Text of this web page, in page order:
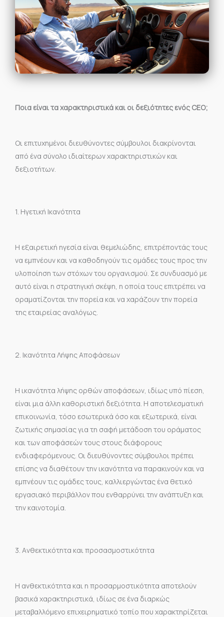
Ποια είναι τα χαρακτηριστικά και οι δεξιότητες ενός CEO;
Οι επιτυχημένοι διευθύνοντες σύμβουλοι διακρίνονται
από ένα σύνολο ιδιαίτερων χαρακτηριστικών και
δεξιοτήτων.
1. Ηγετική Ικανότητα
Η εξαιρετική ηγεσία είναι θεμελιώδης, επιτρέποντάς τους
να εμπνέουν και να καθοδηγούν τις ομάδες τους προς την
υλοποίηση των στόχων του οργανισμού. Σε συνδυασμό με
αυτό είναι η στρατηγική σκέψη, η οποία τους επιτρέπει να
οραματίζονται την πορεία και να χαράζουν την πορεία
της εταιρείας αναλόγως.
2. Ικανότητα Λήψης Αποφάσεων
Η ικανότητα λήψης ορθών αποφάσεων, ιδίως υπό πίεση,
είναι μια άλλη καθοριστική δεξιότητα. Η αποτελεσματική
επικοινωνία, τόσο εσωτερικά όσο και εξωτερικά, είναι
ζωτικής σημασίας για τη σαφή μετάδοση του οράματος
και των αποφάσεών τους στους διάφορους
ενδιαφερόμενους. Οι διευθύνοντες σύμβουλοι πρέπει
επίσης να διαθέτουν την ικανότητα να παρακινούν και να
εμπνέουν τις ομάδες τους, καλλιεργώντας ένα θετικό
εργασιακό περιβάλλον που ενθαρρύνει την ανάπτυξη και
την καινοτομία.
3. Aνθεκτικότητα και προσασμοστικότητα
Η ανθεκτικότητα και η προσαρμοστικότητα αποτελούν
βασικά χαρακτηριστικά, ιδίως σε ένα διαρκώς
μεταβαλλόμενο επιχειρηματικό τοπίο που χαρακτηρίζεται